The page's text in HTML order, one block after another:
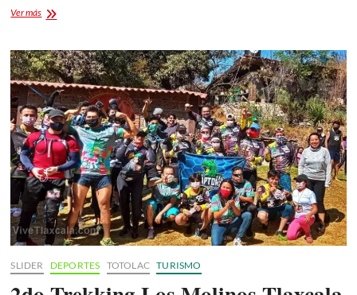
Ver másCampeonato
2021
Tlaxcala
SLIDER DEPORTES TOTOLAC TURISMO